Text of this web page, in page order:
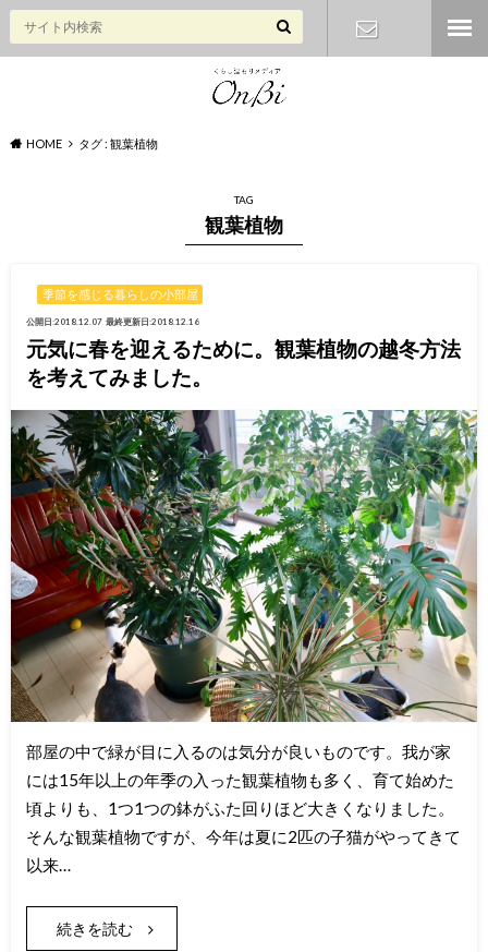
HOME タグ : 観葉植物
TAG
観葉植物
季節を感じる暮らしの小部屋
公開日:2018.12.07 最終更新日:2018.12.16
元気に春を迎えるために。観葉植物の越冬方法
を考えてみました。
部屋の中で緑が目に入るのは気分が良いものです。我が家
には15年以上の年季の入った観葉植物も多く、育て始めた
頃よりも、1つ1つの鉢がふた回りほど大きくなりました。
そんな観葉植物ですが、今年は夏に2匹の子猫がやってきて
以来…
続きを読む